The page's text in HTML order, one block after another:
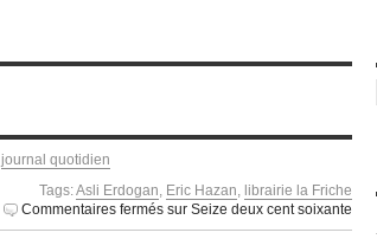
journal quotidien
Tags:Asli Erdogan, Eric Hazan, librairie la Friche
Commentaires fermés sur Seize deux cent soixante